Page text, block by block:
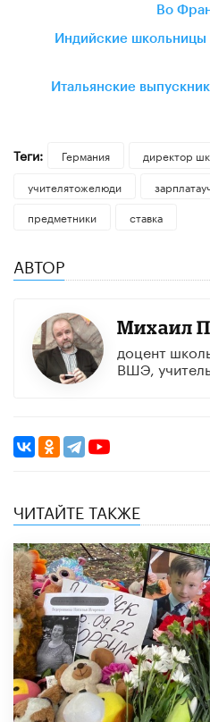
Во
Индийские школьницы
Итальянские
Теги: Германия директор
учителятожелюди
предметники
ставка
АВТОР
Михаил
доцент
ВШЭ,
ЧИТАЙТЕ ТАКЖЕ